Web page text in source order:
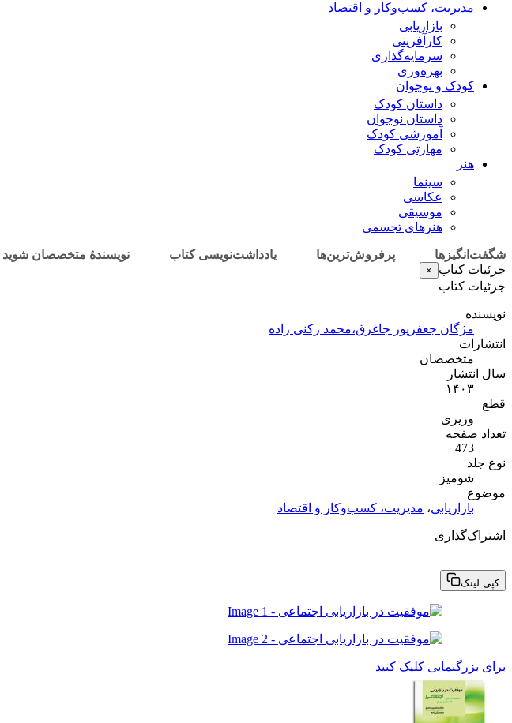
مدیریت، کسب‌وکار و اقتصاد
بازاریابی
کارآفرینی
سرمایه‌گذاری
بهره‌وری
کودک و نوجوان
داستان کودک
داستان نوجوان
آموزشی کودک
مهارتی کودک
هنر
سینما
عکاسی
موسیقی
هنرهای تجسمی
شگفت‌انگیزها پرفروش‌ترین‌ها یادداشت‌نویسی کتاب
نویسندهٔ متخصصان شوید
جزئیات کتاب
×
جزئیات کتاب
نویسنده
مژگان جعفرپور جاغرق،محمد رکنی زاده
انتشارات
متخصصان
سال انتشار
۱۴۰۳
قطع
وزیری
تعداد صفحه
473
نوع جلد
شومیز
موضوع
بازاریابی، مدیریت، کسب‌وکار و اقتصاد
اشتراک‌گذاری
کپی لینک
برای بزرگنمایی کلیک کنید